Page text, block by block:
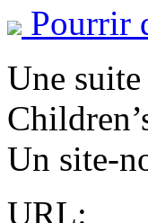
Pourrir
Une
Un site-
URL: